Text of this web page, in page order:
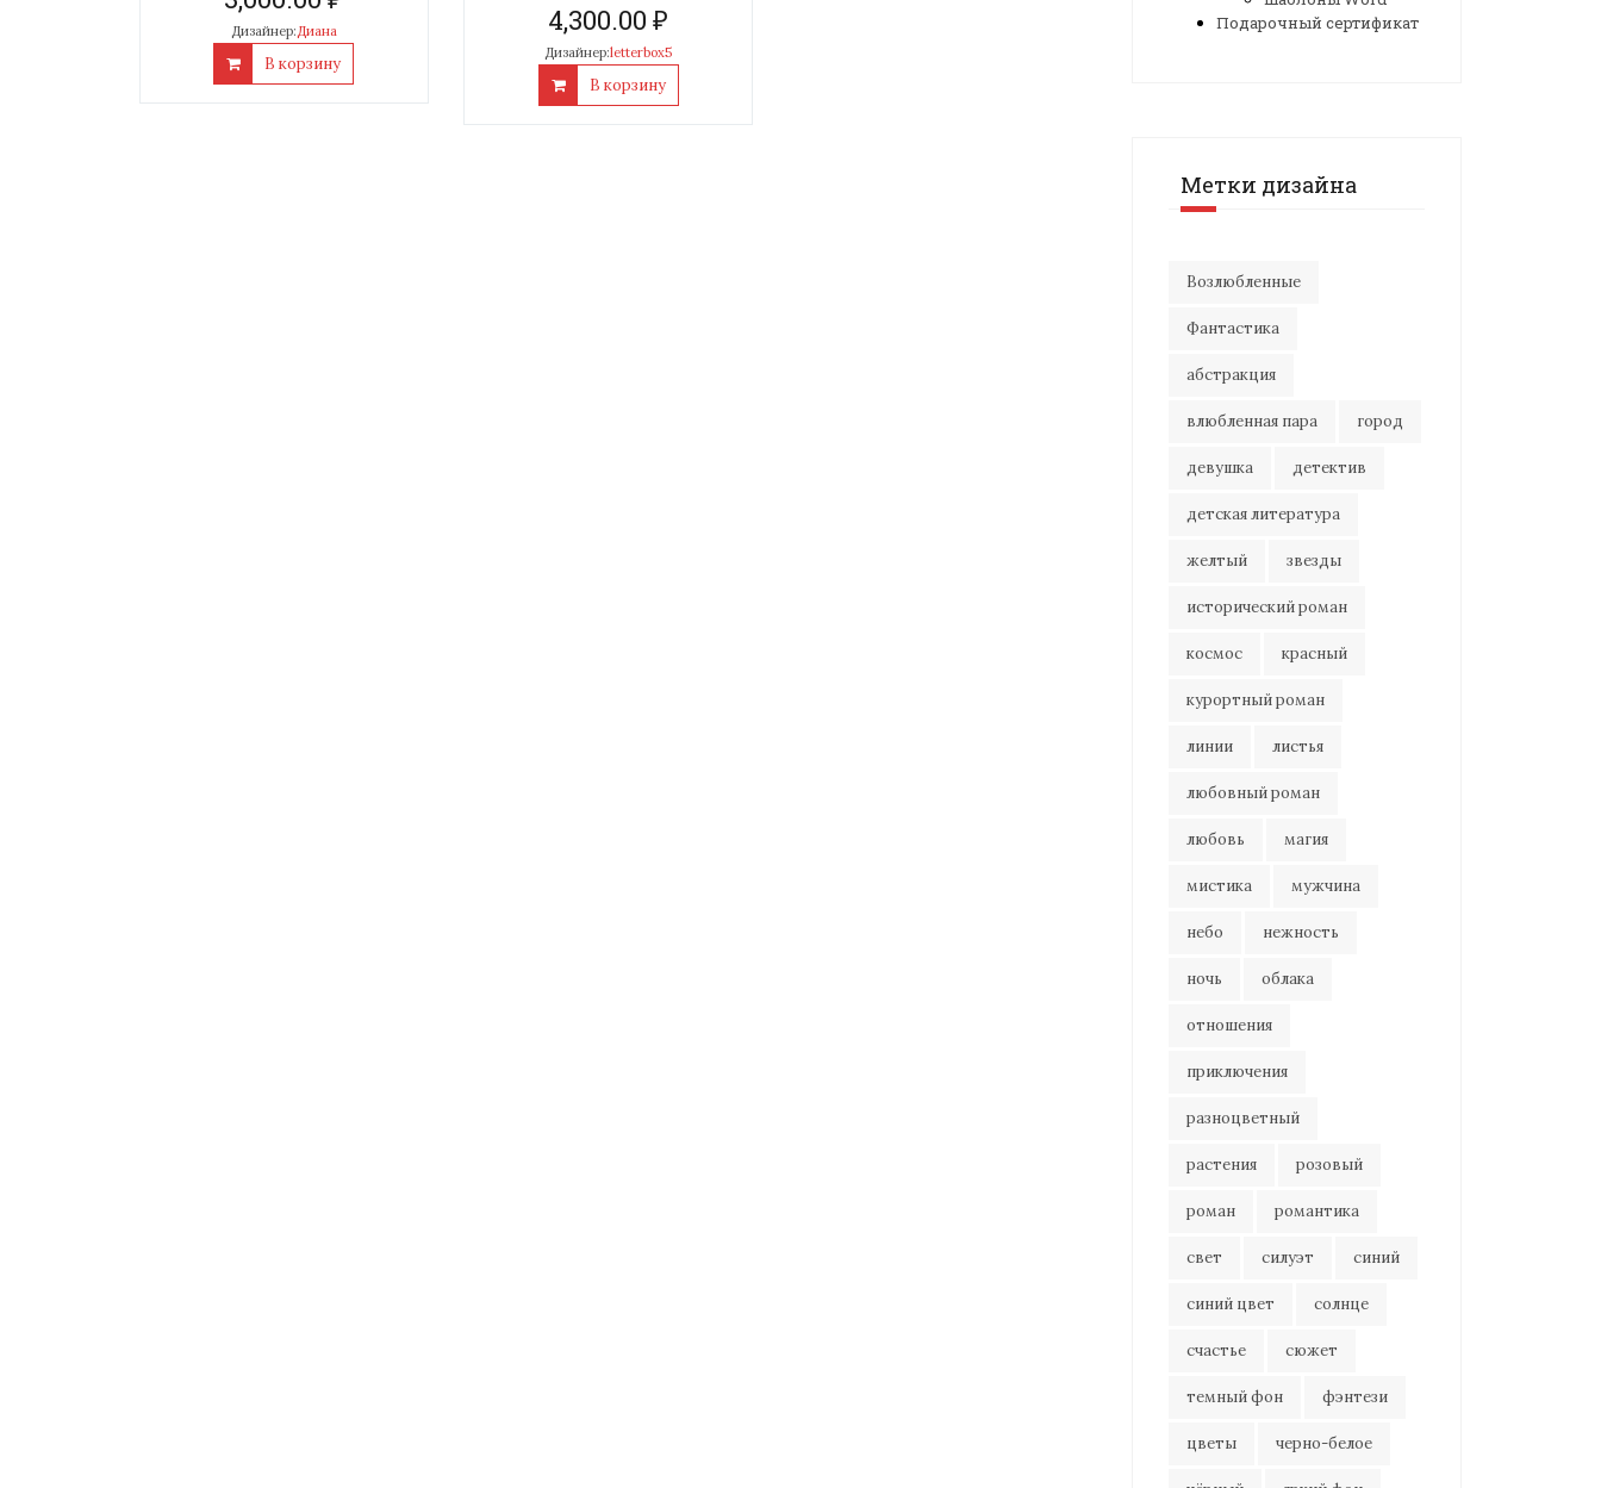
Дизайнер:Диана
В корзину
4,300.00₽
Дизайнер:letterbox5
В корзину
Подарочный сертификат
Метки дизайна
Возлюбленные
Фантастика
абстракция
влюбленная пара город
девушка детектив
детская литература
желтый звезды
исторический роман
космос красный
курортный роман
линии листья
любовный роман
любовь магия
мистика мужчина
небо нежность
ночь облака
отношения
приключения
разноцветный
растения розовый
роман романтика
свет силуэт синий
синий цвет солнце
счастье сюжет
темный фон фэнтези
цветы черно-белое